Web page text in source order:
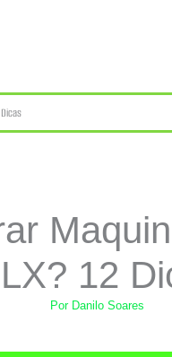
12
Por Danilo Soares